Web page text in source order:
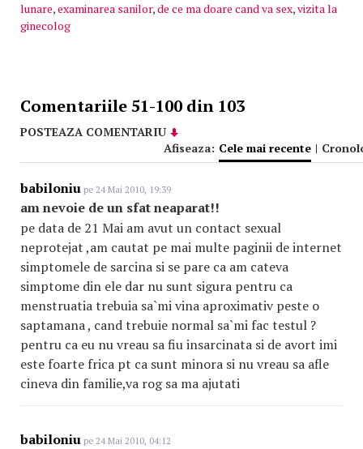
lunare,examinarea sanilor,de ce ma doare cand va sex,vizita la
ginecolog
Comentariile 51-100 din 103
POSTEAZA COMENTARIU
Afiseaza: Cele mai recente |
babiloniu pe 24 Mai 2010, 19:39
am nevoie de un sfat neaparat!!
pe data de 21 Mai am avut un contact sexual
neprotejat ,am cautat pe mai multe paginii de internet
simptomele de sarcina si se pare ca am cateva
simptome din ele dar nu sunt sigura pentru ca
menstruatia trebuia sa`mi vina aproximativ peste o
saptamana , cand trebuie normal sa`mi fac testul ?
pentru ca eu nu vreau sa fiu insarcinata si de avort imi
este foarte frica pt ca sunt minora si nu vreau sa afle
cineva din familie,va rog sa ma ajutati
babiloniu pe 24 Mai 2010, 04:12